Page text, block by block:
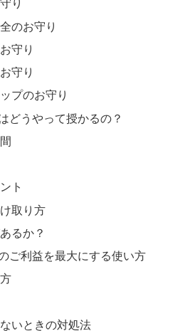
り
のお守り
守り
守り
プのお守り
どうやって授かるの？
ト
取り方
るか？
ご利益を最大にする使い方
いときの対処法